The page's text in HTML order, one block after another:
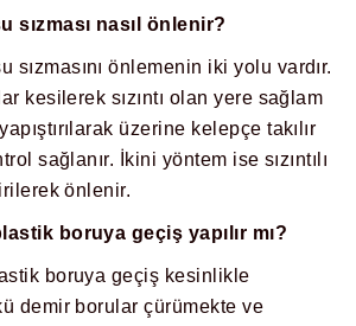
sızması nasıl önlenir?
sızmasını önlemenin iki yolu vardır.
kesilerek sızıntı olan yere sağlam
üzerine kelepçe takılır
sağlanır. İkini yöntem ise sızıntılı
önlenir.
boruya geçiş yapılır mı?
boruya geçiş kesinlikle
demir borular çürümekte ve